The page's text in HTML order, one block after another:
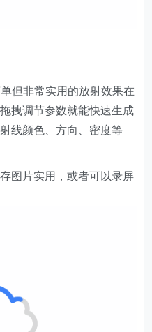
但非常实用的放射效果在
拽调节参数就能快速生成
线颜色、方向、密度等
图片实用，或者可以录屏